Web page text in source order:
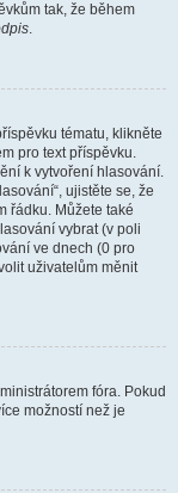
tak, že během
.
tématu, klikněte
pro text příspěvku.
k vytvoření hlasování.
ujistěte se, že
řádku. Můžete také
vybrat (v poli
ve dnech (0 pro
uživatelům měnit
fóra. Pokud
možností než je